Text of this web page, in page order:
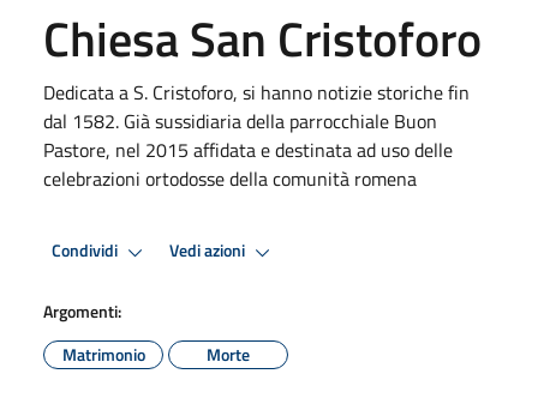
Chiesa San Cristoforo
Dedicata a S. Cristoforo, si hanno notizie storiche fin
dal 1582. Già sussidiaria della parrocchiale Buon
Pastore, nel 2015 affidata e destinata ad uso delle
celebrazioni ortodosse della comunità romena
Condividi Vedi azioni
Argomenti:
Matrimonio
Morte